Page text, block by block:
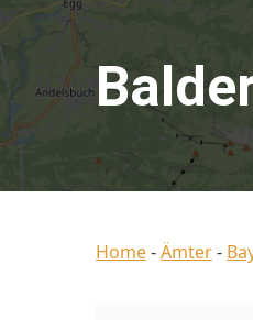
Home-Ämter-